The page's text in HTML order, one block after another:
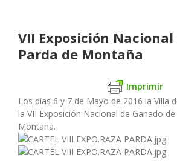
VII Exposición Nacional
Parda de Montaña
Imprimir
Los días 6 y 7 de Mayo de 2016 la Villa
la VII Exposición Nacional de Ganado
Montaña.